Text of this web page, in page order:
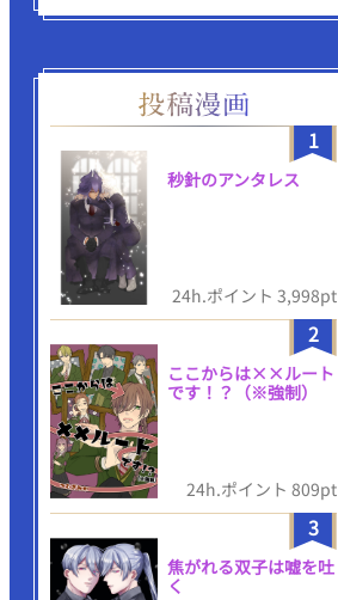
1
秒針のアンタレス
24h.ポイント 3,998pt
2
ここからは××ルート
です！？（※強制）
24h.ポイント 809pt
3
焦がれる双子は嘘を吐
く